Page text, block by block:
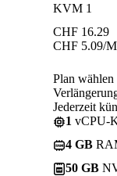
KVM 1
CHF 16.29
CHF 5.09/
Plan wählen
Jederzeit
1 vCPU-
4 GB
50 GB